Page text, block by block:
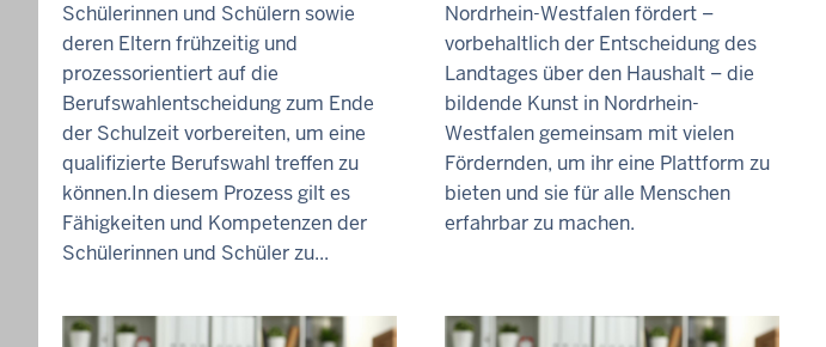
Schülerinnen und Schülern sowie
deren Eltern frühzeitig und
prozessorientiert auf die
Berufswahlentscheidung zum Ende
der Schulzeit vorbereiten, um eine
qualifizierte Berufswahl treffen zu
können.In diesem Prozess gilt es
Fähigkeiten und Kompetenzen der
Schülerinnen und Schüler zu...
Nordrhein-Westfalen fördert –
vorbehaltlich der Entscheidung des
Landtages über den Haushalt – die
bildende Kunst in Nordrhein-
Westfalen gemeinsam mit vielen
Fördernden, um ihr eine Plattform zu
bieten und sie für alle Menschen
erfahrbar zu machen.